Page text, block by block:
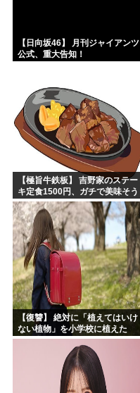
【日向坂46】 月刊ジャイアンツ
公式、重大告知！
【極旨牛鉄板】 吉野家のステー
キ定食1500円、ガチで美味そう
ｗｗｗ
【復讐】 絶対に「植えてはいけ
ない植物」を小学校に植えた
→20年経って見に行くと…
「！？」衝撃の光景が・・・